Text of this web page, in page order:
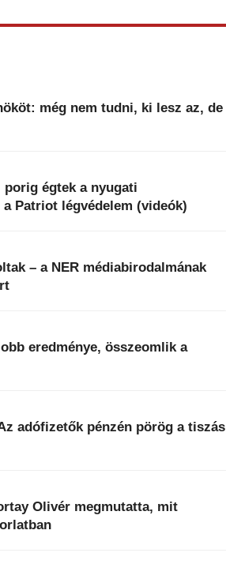
még nem tudni, ki lesz az, de
égtek a nyugati
Patriot légvédelem (videók)
– a NER médiabirodalmának
eredménye, összeomlik a
adófizetők pénzén pörög a tiszás
Olivér megmutatta, mit